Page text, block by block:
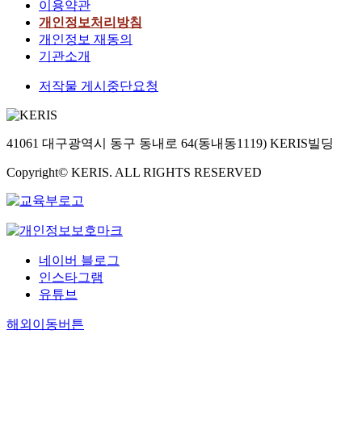
이용약관
개인정보처리방침
개인정보 재동의
기관소개
저작물 게시중단요청
41061 대구광역시 동구 동내로 64(동내동1119) KERIS빌딩
Copyright© KERIS. ALL RIGHTS RESERVED
네이버 블로그
인스타그램
유튜브
해외이동버튼